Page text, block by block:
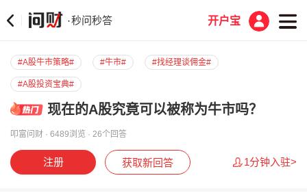
·秒问秒答 开户宝
#A股牛市策略# #牛市# #找经理谈佣金#
#A股投资宝典#
现在的A股究竟可以被称为牛市吗？
叩富问财 · 6489浏览 · 26个回答
注册 获取新回答 1分钟入驻>